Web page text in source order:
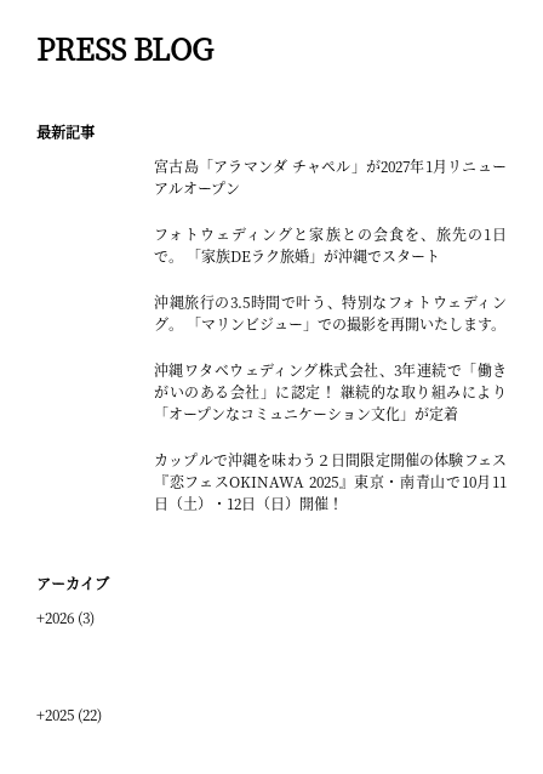
PRESS BLOG
最新記事
宮古島「アラマンダ チャペル」が2027年1月リニュー
アルオープン
フォトウェディングと家族との会食を、旅先の1日
で。 「家族DEラク旅婚」が沖縄でスタート
沖縄旅行の3.5時間で叶う、特別なフォトウェディン
グ。 「マリンビジュー」での撮影を再開いたします。
沖縄ワタベウェディング株式会社、3年連続で「働き
がいのある会社」に認定！ 継続的な取り組みにより
「オープンなコミュニケーション文化」が定着
カップルで沖縄を味わう２日間限定開催の体験フェス
『恋フェスOKINAWA 2025』東京・南青山で10月11
日（土）・12日（日）開催！
アーカイブ
+2026 (3)
+2025 (22)